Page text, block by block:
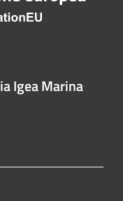
Igea Marina